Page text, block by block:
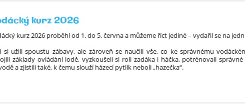
kurz 2026
kurz 2026 proběhl od 1. do 5. června a můžeme říct jediné – vydařil se na
si užili spoustu zábavy, ale zároveň se naučili vše, co ke správnému
základy ovládání lodě, vyzkoušeli si roli zadáka i háčka, potrénovali
a zjistili také, k čemu slouží házecí pytlík neboli „hazečka“.